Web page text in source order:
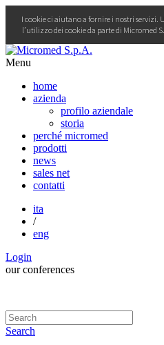
I cookie ci aiutano a fornire i nostri
l’utilizzo dei cookie da parte di Micromed
Menu
home
azienda
profilo aziendale
storia
perché micromed
prodotti
news
sales net
contatti
ita
/
eng
Login
our conferences
Search